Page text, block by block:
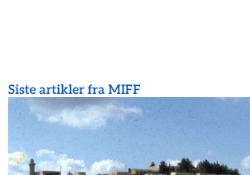
Siste artikler fra MIFF